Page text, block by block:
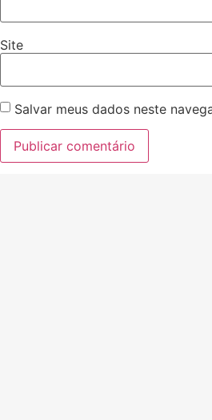
Site
Salvar meus dados neste